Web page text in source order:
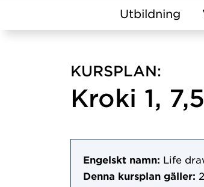
Utbildning
KURSPLAN:
Kroki 1,
Engelskt namn: Life
Denna kursplan gäller: